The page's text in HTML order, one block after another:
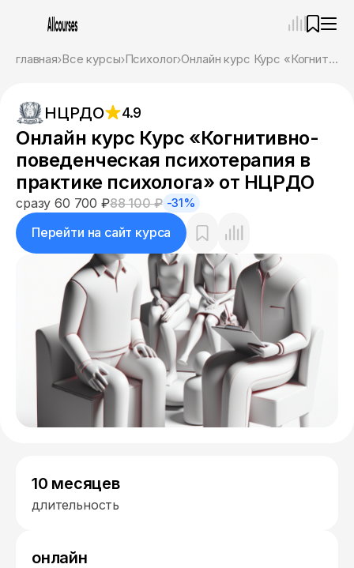
главная Все курсы Психолог Онлайн курс Курс «Когнитивно-поведенческая психотерапия в практике психолога» от НЦРДО
НЦРДО 4.9
Онлайн курс Курс «Когнитивно-
поведенческая психотерапия в
практике психолога» от НЦРДО
сразу 60 700 ₽88 100 ₽ -31%
Перейти на сайт курса
10 месяцев
длительность
онлайн
Привет! Я Ваш карьерный навигатор. Подберу
курсы, которые соответствует именно вашим
целям.
Пожалуйста, ответьте на несколько вопросов,
чтобы начать.
Приступим?